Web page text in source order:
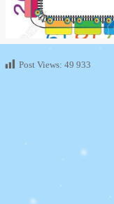
Post Views: 49 933